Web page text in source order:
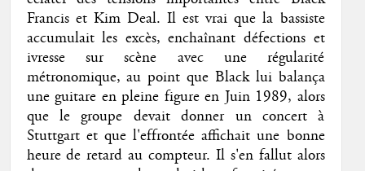
Francis et Kim Deal. Il est vrai que la bassiste
accumulait les excès, enchaînant défections et
ivresse sur scène avec une régularité
métronomique, au point que Black lui balança
une guitare en pleine figure en Juin 1989, alors
que le groupe devait donner un concert à
Stuttgart et que l'effrontée affichait une bonne
heure de retard au compteur. Il s'en fallut alors